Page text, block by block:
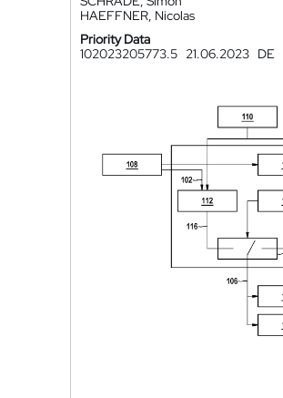
HAEFFNER, Nicolas
Priority Data
102023205773.5 21.06.2023 DE